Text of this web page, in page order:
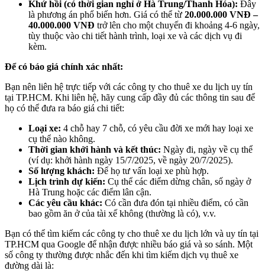
Khứ hồi (có thời gian nghỉ ở Hà Trung/Thanh Hóa): Đây
là phương án phổ biến hơn. Giá có thể từ 20.000.000 VNĐ –
40.000.000 VNĐ trở lên cho một chuyến đi khoảng 4-6 ngày,
tùy thuộc vào chi tiết hành trình, loại xe và các dịch vụ đi
kèm.
Để có báo giá chính xác nhất:
Bạn nên liên hệ trực tiếp với các công ty cho thuê xe du lịch uy tín
tại TP.HCM. Khi liên hệ, hãy cung cấp đầy đủ các thông tin sau để
họ có thể đưa ra báo giá chi tiết:
Loại xe: 4 chỗ hay 7 chỗ, có yêu cầu đời xe mới hay loại xe
cụ thể nào không.
Thời gian khởi hành và kết thúc: Ngày đi, ngày về cụ thể
(ví dụ: khởi hành ngày 15/7/2025, về ngày 20/7/2025).
Số lượng khách: Để họ tư vấn loại xe phù hợp.
Lịch trình dự kiến: Cụ thể các điểm dừng chân, số ngày ở
Hà Trung hoặc các điểm lân cận.
Các yêu cầu khác: Có cần đưa đón tại nhiều điểm, có cần
bao gồm ăn ở của tài xế không (thường là có), v.v.
Bạn có thể tìm kiếm các công ty cho thuê xe du lịch lớn và uy tín tại
TP.HCM qua Google để nhận được nhiều báo giá và so sánh. Một
số công ty thường được nhắc đến khi tìm kiếm dịch vụ thuê xe
đường dài là: